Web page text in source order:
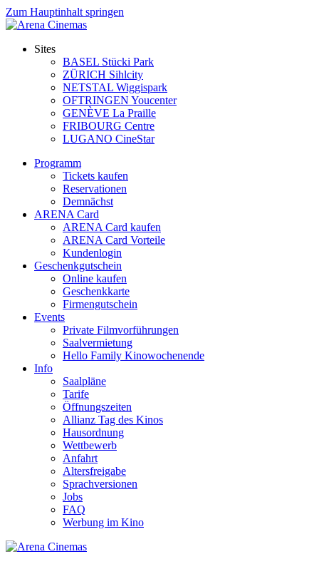
Zum Hauptinhalt springen
Sites
BASEL Stücki Park
ZÜRICH Sihlcity
NETSTAL Wiggispark
OFTRINGEN Youcenter
GENÈVE La Praille
FRIBOURG Centre
LUGANO CineStar
Programm
Tickets kaufen
Reservationen
Demnächst
ARENA Card
ARENA Card kaufen
ARENA Card Vorteile
Kundenlogin
Geschenkgutschein
Online kaufen
Geschenkkarte
Firmengutschein
Events
Private Filmvorführungen
Saalvermietung
Hello Family Kinowochenende
Info
Saalpläne
Tarife
Öffnungszeiten
Allianz Tag des Kinos
Hausordnung
Wettbewerb
Anfahrt
Altersfreigabe
Sprachversionen
Jobs
FAQ
Werbung im Kino